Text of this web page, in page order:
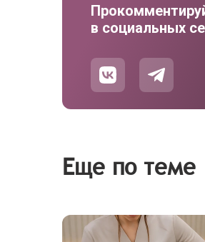
в социальных
Еще по теме